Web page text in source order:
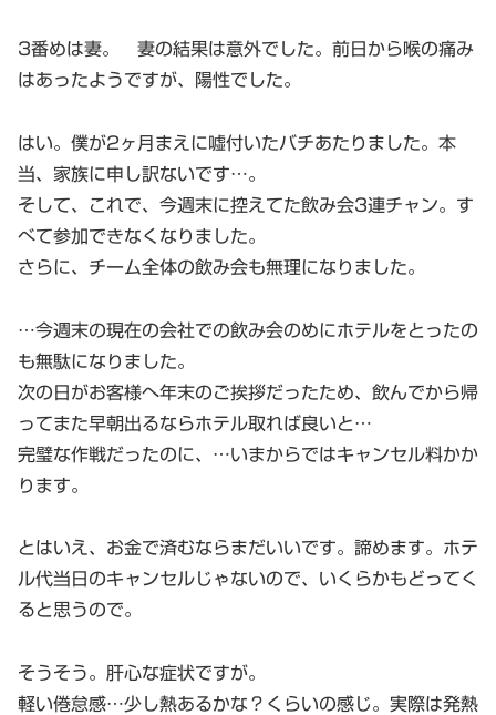
3番めは妻。 妻の結果は意外でした。前日から喉の痛み
はあったようですが、陽性でした。
はい。僕が2ヶ月まえに嘘付いたバチあたりました。本
当、家族に申し訳ないです…。
そして、これで、今週末に控えてた飲み会3連チャン。す
べて参加できなくなりました。
さらに、チーム全体の飲み会も無理になりました。
…今週末の現在の会社での飲み会のめにホテルをとったの
も無駄になりました。
次の日がお客様へ年末のご挨拶だったため、飲んでから帰
ってまた早朝出るならホテル取れば良いと…
完璧な作戦だったのに、…いまからではキャンセル料かか
ります。
とはいえ、お金で済むならまだいいです。諦めます。ホテ
ル代当日のキャンセルじゃないので、いくらかもどってく
ると思うので。
そうそう。肝心な症状ですが。
軽い倦怠感…少し熱あるかな？くらいの感じ。実際は発熱